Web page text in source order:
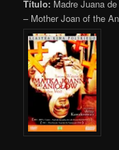
Título: Madre Juana
– Mother Joan of the